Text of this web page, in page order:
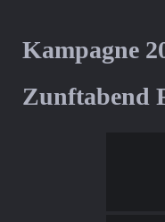
Kampagne
Zunftabend